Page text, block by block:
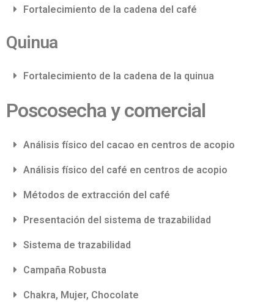
Fortalecimiento de la cadena del café
Quinua
Fortalecimiento de la cadena de la quinua
Poscosecha y comercial
Análisis físico del cacao en centros de acopio
Análisis físico del café en centros de acopio
Métodos de extracción del café
Presentación del sistema de trazabilidad
Sistema de trazabilidad
Campaña Robusta
Chakra, Mujer, Chocolate